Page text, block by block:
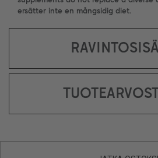
ersätter inte en mångsidig diet.